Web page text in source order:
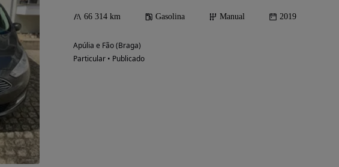
66 314 km Gasolina Manual 2019
Apúlia e Fão (Braga)
Particular • Publicado